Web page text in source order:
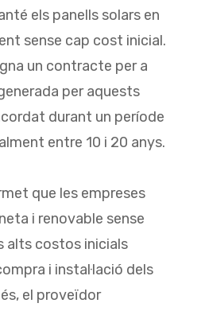
els panells solars en
sense cap cost inicial.
un contracte per a
per aquests
durant un període
entre 10 i 20 anys.
que les empreses
i renovable sense
alts costos inicials
i instal·lació dels
el proveïdor